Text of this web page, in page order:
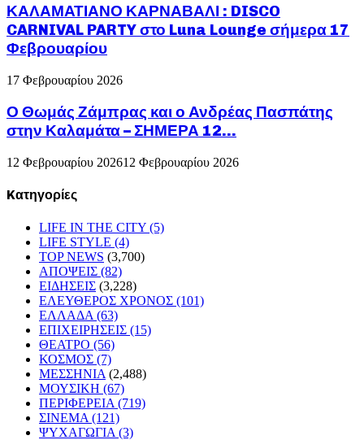
ΚΑΛΑΜΑΤΙΑΝΟ ΚΑΡΝΑΒΑΛΙ : DISCO
CARNIVAL PARTY στο Luna Lounge σήμερα 17
Φεβρουαρίου
17 Φεβρουαρίου 2026
Ο Θωμάς Ζάμπρας και ο Ανδρέας Πασπάτης
στην Καλαμάτα – ΣΗΜΕΡΑ 12...
12 Φεβρουαρίου 202612 Φεβρουαρίου 2026
Kατηγορίες
LIFE IN THE CITY (5)
LIFE STYLE (4)
TOP NEWS (3,700)
ΑΠΟΨΕΙΣ (82)
ΕΙΔΗΣΕΙΣ (3,228)
ΕΛΕΥΘΕΡΟΣ ΧΡΟΝΟΣ (101)
ΕΛΛΑΔΑ (63)
ΕΠΙΧΕΙΡΗΣΕΙΣ (15)
ΘΕΑΤΡΟ (56)
ΚΟΣΜΟΣ (7)
ΜΕΣΣΗΝΙΑ (2,488)
ΜΟΥΣΙΚΗ (67)
ΠΕΡΙΦΕΡΕΙΑ (719)
ΣΙΝΕΜΑ (121)
ΨΥΧΑΓΩΓΙΑ (3)